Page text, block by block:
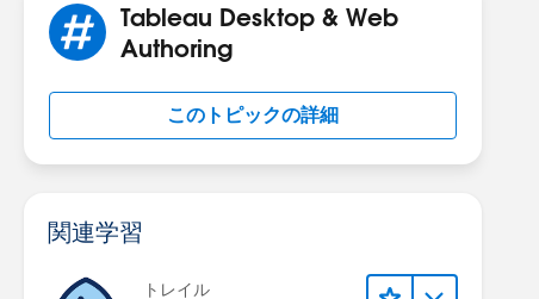
Tableau Desktop & Web
Authoring
このトピックの詳細
関連学習
トレイル